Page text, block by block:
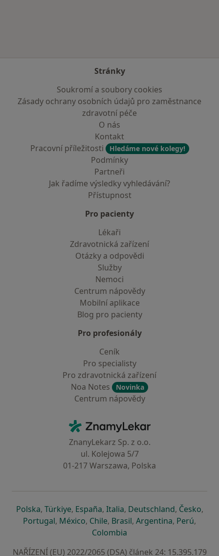
Stránky
Soukromí a soubory cookies
Zásady ochrany osobních údajů pro zaměstnance
zdravotní péče
O nás
Kontakt
Pracovní příležitosti
Hledáme nové kolegy!
Podmínky
Partneři
Jak řadíme výsledky vyhledávání?
Přístupnost
Pro pacienty
Lékaři
Zdravotnická zařízení
Otázky a odpovědi
Služby
Nemoci
Centrum nápovědy
Mobilní aplikace
Blog pro pacienty
Pro profesionály
Ceník
Pro specialisty
Pro zdravotnická zařízení
Noa Notes
Novinka
Centrum nápovědy
ZnamyLekar - Hlavní stránka
ZnanyLekarz Sp. z o.o.
ul. Kolejowa 5/7
01-217 Warszawa, Polska
Polskase otevře v nové záložce
, Türkiyese otevře v nové záložce
, Españase otevře v nové záložce
, Italiase otevře v nové záložce
, Deutschlandse otevře v
, Českose
,
Portugalse otevře v nové záložce
, Méxicose otevře v nové záložce
, Chilese otevře v nové záložce
, Brasilse otevře v nové
, Argentinase otevře v
, Perúse
,
Colombia
NAŘÍZENÍ (EU) 2022/2065 (DSA) článek 24: 15.395.179